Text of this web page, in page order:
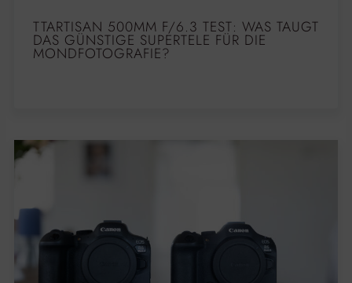
TTARTISAN 500MM F/6.3 TEST: WAS TAUGT
DAS GÜNSTIGE SUPERTELE FÜR DIE
MONDFOTOGRAFIE?